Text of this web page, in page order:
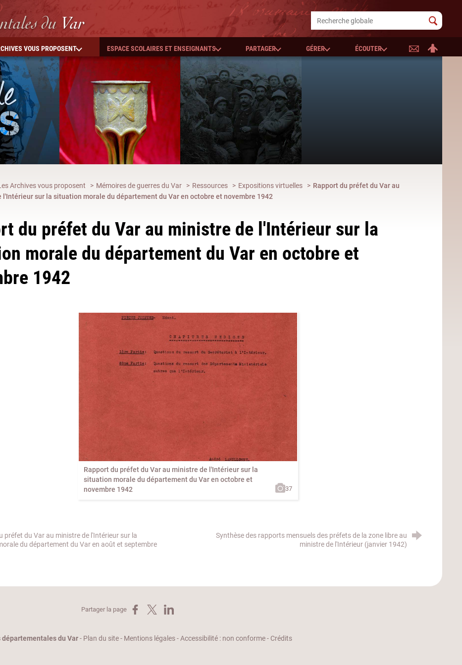
du Var
VOUS PROPOSENT ESPACE SCOLAIRES ET ENSEIGNANTS PARTAGER GÉRER ÉCOUTER
Archives vous proposent Mémoires de guerres du Var Ressources Expositions virtuelles
Rapport du préfet du Var au
l'Intérieur sur la situation morale du département du Var en octobre et novembre 1942
du préfet du Var au ministre de l'Intérieur sur la
morale du département du Var en octobre et
1942
Rapport du préfet du Var au ministre de l'Intérieur sur la
situation morale du département du Var en octobre et
novembre 1942
37
préfet du Var au ministre de l'Intérieur sur la
du département du Var en août et septembre
Synthèse des rapports mensuels des préfets de la zone libre au
ministre de l'Intérieur (janvier 1942)
Partager la page Partager sur Facebook
Partager sur XPartager sur LinkedIn
départementales du Var- Plan du site- Mentions légales-Accessibilité : non conforme- Crédits